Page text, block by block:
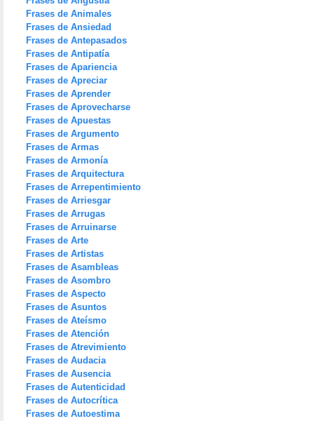
Frases de Animales
Frases de Ansiedad
Frases de Antepasados
Frases de Antipatía
Frases de Apariencia
Frases de Apreciar
Frases de Aprender
Frases de Aprovecharse
Frases de Apuestas
Frases de Argumento
Frases de Armas
Frases de Armonía
Frases de Arquitectura
Frases de Arrepentimiento
Frases de Arriesgar
Frases de Arrugas
Frases de Arruinarse
Frases de Arte
Frases de Artistas
Frases de Asambleas
Frases de Asombro
Frases de Aspecto
Frases de Asuntos
Frases de Ateísmo
Frases de Atención
Frases de Atrevimiento
Frases de Audacia
Frases de Ausencia
Frases de Autenticidad
Frases de Autocrítica
Frases de Autoestima